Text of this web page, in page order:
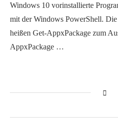
Windows 10 vorinstallierte
mit der Windows PowerShell. Die
heißen Get-AppxPackage zum
AppxPackage …